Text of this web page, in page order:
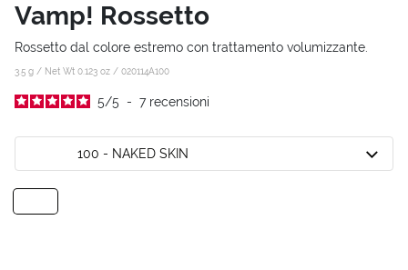
Vamp! Rossetto
Rossetto dal colore estremo con trattamento volumizzante.
3.5 g / Net Wt 0.123 oz / 020114A100
5/5 - 7 recensioni
100 - NAKED SKIN